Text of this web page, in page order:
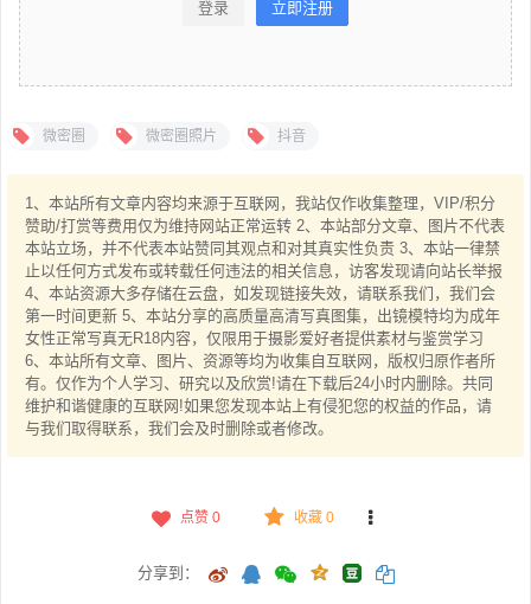
登录 立即注册
微密圈 微密圈照片 抖音
1、本站所有文章内容均来源于互联网，我站仅作收集整理，VIP/积分
赞助/打赏等费用仅为维持网站正常运转 2、本站部分文章、图片不代表
本站立场，并不代表本站赞同其观点和对其真实性负责 3、本站一律禁
止以任何方式发布或转载任何违法的相关信息，访客发现请向站长举报
4、本站资源大多存储在云盘，如发现链接失效，请联系我们，我们会
第一时间更新 5、本站分享的高质量高清写真图集，出镜模特均为成年
女性正常写真无R18内容，仅限用于摄影爱好者提供素材与鉴赏学习
6、本站所有文章、图片、资源等均为收集自互联网，版权归原作者所
有。仅作为个人学习、研究以及欣赏!请在下载后24小时内删除。共同
维护和谐健康的互联网!如果您发现本站上有侵犯您的权益的作品，请
与我们取得联系，我们会及时删除或者修改。
点赞 0 收藏 0
分享到：